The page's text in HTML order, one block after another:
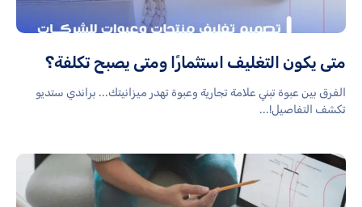
متى يكون التغليف استثمارًا ومتى يصبح تكلفة؟
الفرق بين عبوة تبني علامة تجارية وعبوة تهدر ميزانيتك... براندي ستديو
تكشف التفاصيل!...